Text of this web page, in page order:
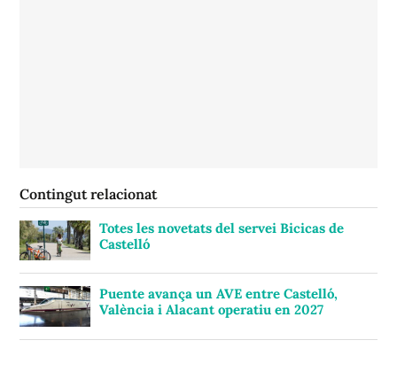
Contingut relacionat
Totes les novetats del servei Bicicas de
Castelló
Puente avança un AVE entre Castelló,
València i Alacant operatiu en 2027